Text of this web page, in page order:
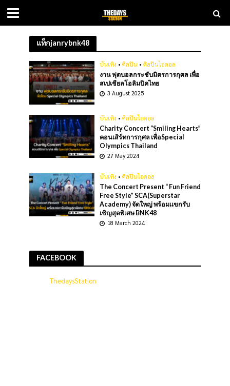
แท็กjanrybnk48
บันเทิง • ศิลปิน • ศิลปินไอดอล
งาน ฟุตบอลกระชับมิตรการกุศล เพื่อ
สเปเชียลโอลิมปิคไทย
3 August 2025
บันเทิง • ศิลปินไอดอล
Charity Concert “Smiling Hearts”
คอนเสิร์ทการกุศล เพื่อSpecial
Olympics Thailand
27 May 2024
บันเทิง • ศิลปินไอดอล
The Concert Present “ Fun Friend
Free Style” SCA(Superstar
Academy) จัดใหญ่ พร้อมเเขกรับ
เชิญสุดพิเศษ BNK48
18 March 2024
FACEBOOK
ThedaysStation